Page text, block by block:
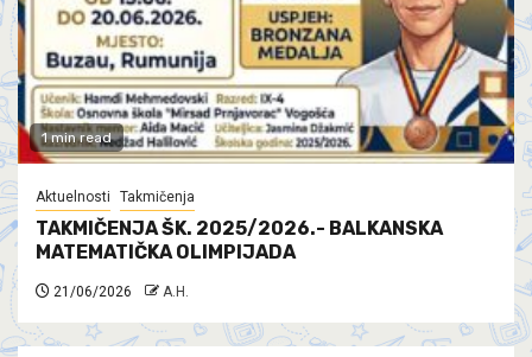
1 min read
Aktuelnosti Takmičenja
TAKMIČENJA ŠK. 2025/2026.- BALKANSKA
MATEMATIČKA OLIMPIJADA
21/06/2026 A.H.